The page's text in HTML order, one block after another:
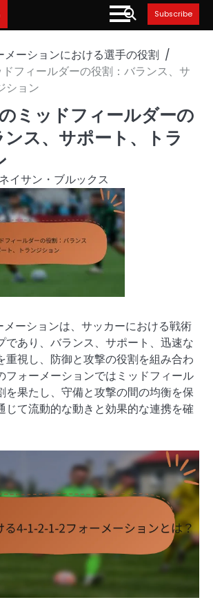
Subscribe
ーションにおける選手の役割
フィールダーの役割：バランス、サ
ション
ミッドフィールダーの
ス、サポート、トラ
ネイサン・ブルックス
ーションは、サッカーにおける戦術
であり、バランス、サポート、迅速な
重視し、防御と攻撃の役割を組み合わ
フォーメーションではミッドフィール
を果たし、守備と攻撃の間の均衡を保
じて流動的な動きと効果的な連携を確